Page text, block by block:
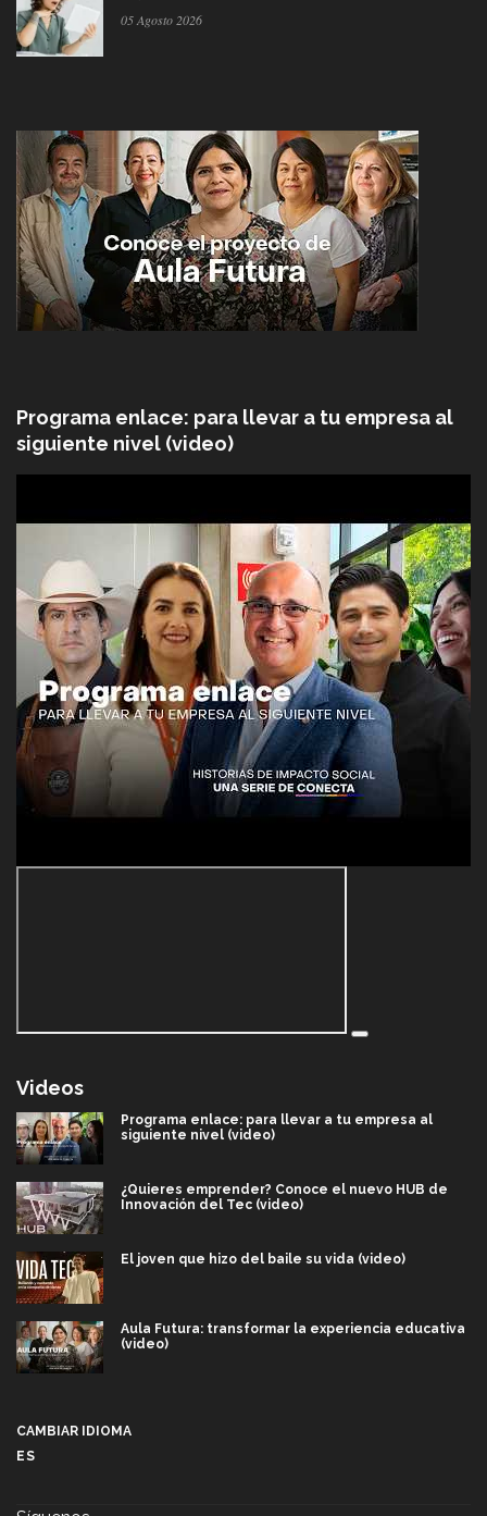
05 Agosto 2026
Programa enlace: para llevar a tu empresa al
siguiente nivel (video)
Videos
Programa enlace: para llevar a tu empresa al
siguiente nivel (video)
¿Quieres emprender? Conoce el nuevo HUB de
Innovación del Tec (video)
El joven que hizo del baile su vida (video)
Aula Futura: transformar la experiencia educativa
(video)
CAMBIAR IDIOMA
ES